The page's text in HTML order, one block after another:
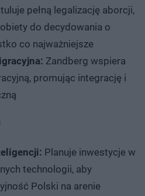
pełną legalizację aborcji,
do decydowania o
co najważniejsze
Zandberg wspiera
promując integrację i
Planuje inwestycje w
technologii, aby
Polski na arenie